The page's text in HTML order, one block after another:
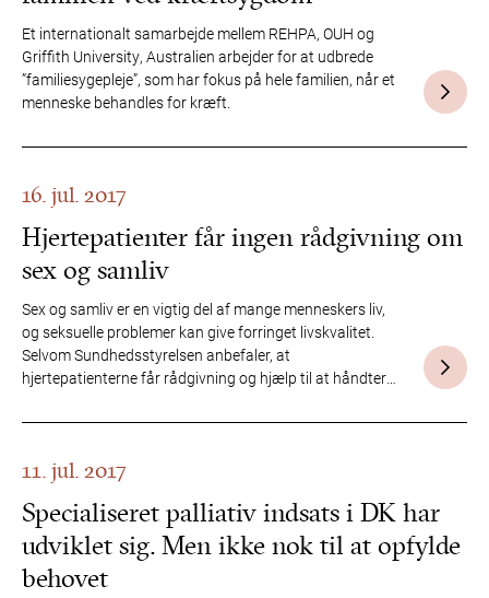
Et internationalt samarbejde mellem REHPA, OUH og
Griffith University, Australien arbejder for at udbrede
”familiesygepleje”, som har fokus på hele familien, når et
menneske behandles for kræft.
16. jul. 2017
Hjertepatienter får ingen rådgivning om
sex og samliv
Sex og samliv er en vigtig del af mange menneskers liv,
og seksuelle problemer kan give forringet livskvalitet.
Selvom Sundhedsstyrelsen anbefaler, at
hjertepatienterne får rådgivning og hjælp til at håndtere
patienterne rådgivning om, hvordan de håndterer deres
11. jul. 2017
Specialiseret palliativ indsats i DK har
udviklet sig. Men ikke nok til at opfylde
behovet